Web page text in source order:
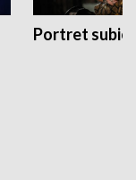
Portret